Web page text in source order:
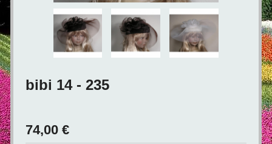
bibi 14 - 235
74,00 €